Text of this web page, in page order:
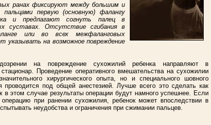
ранах фиксируют между большим и
пальцами первую (основную) фалангу
и предлагают согнуть палец в
суставах. Отсутствие сгибания в
или во всех межфаланговых
указывать на возможное повреждение
на повреждение сухожилий ребенка направляют в
Проведение оперативного вмешательства на сухожилии
хирургического опыта, но и специального шовного
проводится под общей анестезией. Лучше всего это сделать как
в этом случае результаты операции будут намного успешнее. Если
при ранении сухожилия, ребенок может впоследствии в
неудобства и ограничения при сжимании пальцев.